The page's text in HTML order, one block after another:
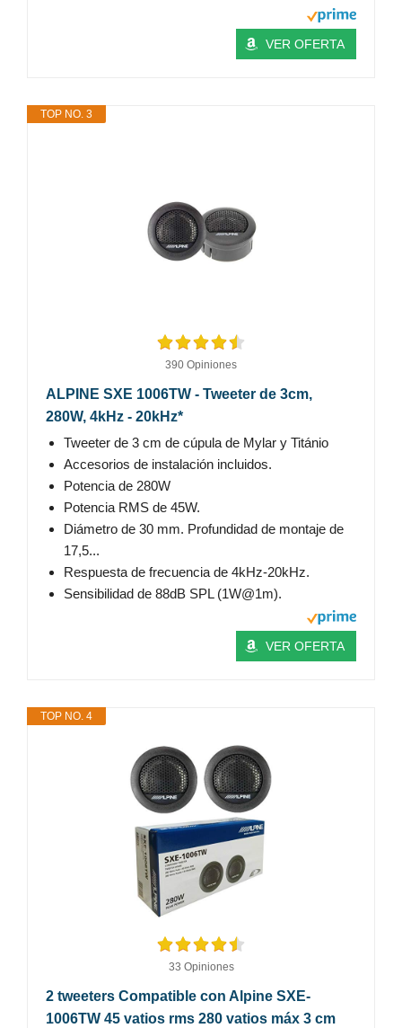
VER OFERTA
TOP NO. 3
390 Opiniones
ALPINE SXE 1006TW - Tweeter de 3cm,
280W, 4kHz - 20kHz*
Tweeter de 3 cm de cúpula de Mylar y Titánio
Accesorios de instalación incluidos.
Potencia de 280W
Potencia RMS de 45W.
Diámetro de 30 mm. Profundidad de montaje de
17,5...
Respuesta de frecuencia de 4kHz-20kHz.
Sensibilidad de 88dB SPL (1W@1m).
VER OFERTA
TOP NO. 4
33 Opiniones
2 tweeters Compatible con Alpine SXE-
1006TW 45 vatios rms 280 vatios máx 3 cm